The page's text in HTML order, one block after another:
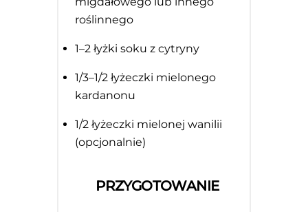
roślinnego
1–2 łyżki soku z cytryny
1/3–1/2 łyżeczki mielonego
kardanonu
1/2 łyżeczki mielonej wanilii
(opcjonalnie)
PRZYGOTOWANIE